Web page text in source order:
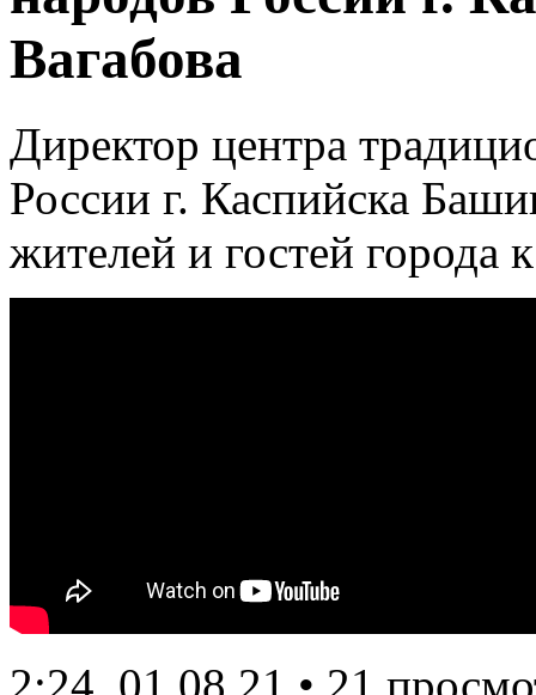
Вагабова
Директор центра
России г. Каспийска
жителей и гостей города
2:24 01.08.21 • 21